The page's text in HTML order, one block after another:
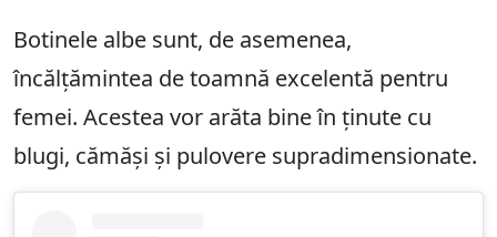
Botinele albe sunt, de asemenea,
încălțămintea de toamnă excelentă pentru
femei. Acestea vor arăta bine în ținute cu
blugi, cămăși și pulovere supradimensionate.